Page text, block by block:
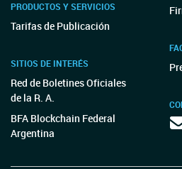
PRODUCTOS Y SERVICIOS
Tarifas de Publicación
SITIOS DE INTERÉS
Red de Boletines Oficiales
de la R. A.
BFA Blockchain Federal
Argentina